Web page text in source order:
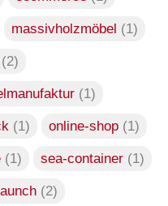
massivholzmöbel (1)
(2)
(1)
(1) online-shop (1)
(1) sea-container (1)
(2)